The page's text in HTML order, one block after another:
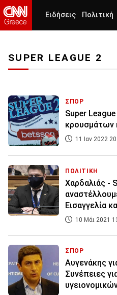
Ειδήσεις Πολιτική
SUPER LEAGUE 2
ΣΠΟΡ
Super
κρουσμάτων
11 Ιαν 2022
ΠΟΛΙΤΙΚΗ
Χαρδαλιάς -
Εισαγγελία
10 Μάι 2021
ΣΠΟΡ
Αυγενάκης
Συνέπειες